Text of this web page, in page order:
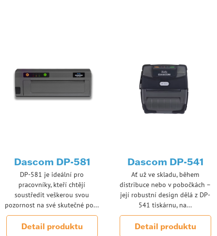
Dascom DP-581
DP-581 je ideální pro
pracovníky, kteří chtějí
soustředit veškerou svou
pozornost na své skutečné po...
Detail produktu
Dascom DP-541
Ať už ve skladu, během
distribuce nebo v pobočkách –
její robustní design dělá z DP-
541 tiskárnu, na...
Detail produktu